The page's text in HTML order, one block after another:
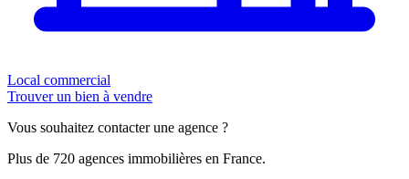
Local commercial
Trouver un bien à vendre
Vous souhaitez contacter une agence ?
Plus de 720 agences immobilières en France.